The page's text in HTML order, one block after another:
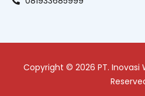
Copyright © 2026 PT. Inovasi